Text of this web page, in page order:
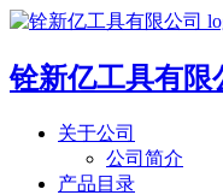
铨新亿工具有限
关于公司
公司简介
产品目录